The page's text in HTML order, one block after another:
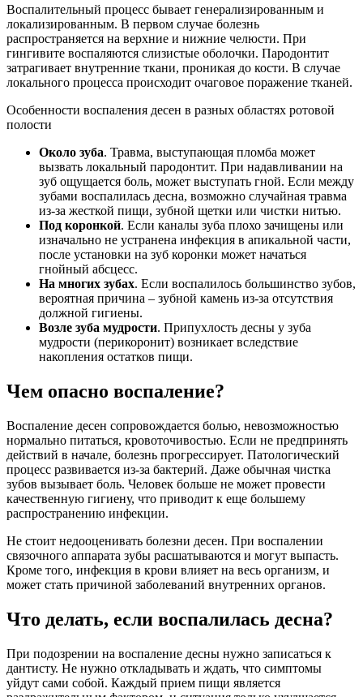
Воспалительный процесс бывает генерализированным и
локализированным. В первом случае болезнь
распространяется на верхние и нижние челюсти. При
гингивите воспаляются слизистые оболочки. Пародонтит
затрагивает внутренние ткани, проникая до кости. В случае
локального процесса происходит очаговое поражение тканей.
Особенности воспаления десен в разных областях ротовой
полости
Около зуба. Травма, выступающая пломба может
вызвать локальный пародонтит. При надавливании на
зуб ощущается боль, может выступать гной. Если между
зубами воспалилась десна, возможно случайная травма
из-за жесткой пищи, зубной щетки или чистки нитью.
Под коронкой. Если каналы зуба плохо зачищены или
изначально не устранена инфекция в апикальной части,
после установки на зуб коронки может начаться
гнойный абсцесс.
На многих зубах. Если воспалилось большинство зубов,
вероятная причина – зубной камень из-за отсутствия
должной гигиены.
Возле зуба мудрости. Припухлость десны у зуба
мудрости (перикоронит) возникает вследствие
накопления остатков пищи.
Чем опасно воспаление?
Воспаление десен сопровождается болью, невозможностью
нормально питаться, кровоточивостью. Если не предпринять
действий в начале, болезнь прогрессирует. Патологический
процесс развивается из-за бактерий. Даже обычная чистка
зубов вызывает боль. Человек больше не может провести
качественную гигиену, что приводит к еще большему
распространению инфекции.
Не стоит недооценивать болезни десен. При воспалении
связочного аппарата зубы расшатываются и могут выпасть.
Кроме того, инфекция в крови влияет на весь организм, и
может стать причиной заболеваний внутренних органов.
Что делать, если воспалилась десна?
При подозрении на воспаление десны нужно записаться к
дантисту. Не нужно откладывать и ждать, что симптомы
уйдут сами собой. Каждый прием пищи является